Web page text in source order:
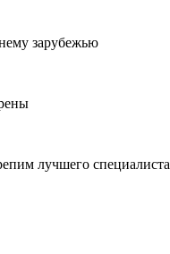
зарубежью
лучшего специалиста